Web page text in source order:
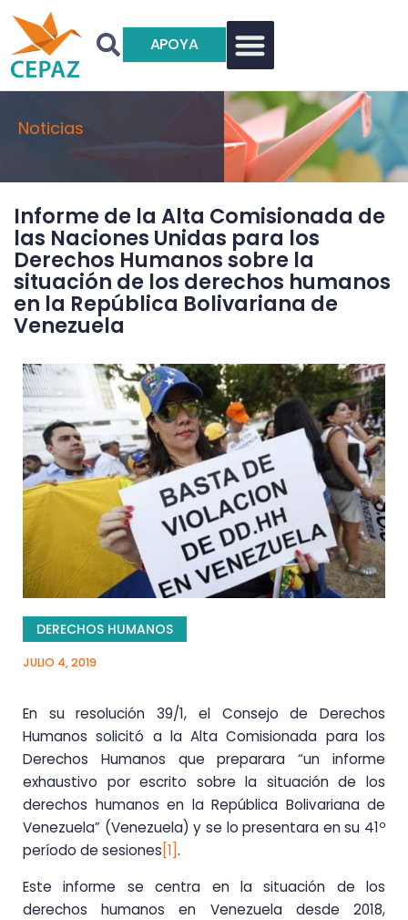
APOYA
Noticias
Informe de la Alta Comisionada de
las Naciones Unidas para los
Derechos Humanos sobre la
situación de los derechos humanos
en la República Bolivariana de
Venezuela
DERECHOS HUMANOS
JULIO 4, 2019
En su resolución 39/1, el Consejo de Derechos
Humanos solicitó a la Alta Comisionada para los
Derechos Humanos que preparara “un informe
exhaustivo por escrito sobre la situación de los
derechos humanos en la República Bolivariana de
Venezuela” (Venezuela) y se lo presentara en su 41º
período de sesiones [1] .
Este informe se centra en la situación de los
derechos humanos en Venezuela desde 2018,